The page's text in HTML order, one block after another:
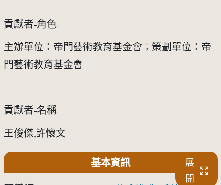
貢獻者-角色
主辦單位：帝門藝術教育基金會；策劃單位：帝
門藝術教育基金會
貢獻者-名稱
王俊傑,許懷文
基本資訊
展
開